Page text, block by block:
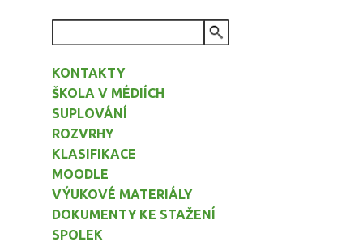
KONTAKTY
ŠKOLA V MÉDIÍCH
SUPLOVÁNÍ
ROZVRHY
KLASIFIKACE
MOODLE
VÝUKOVÉ MATERIÁLY
DOKUMENTY KE STAŽENÍ
SPOLEK